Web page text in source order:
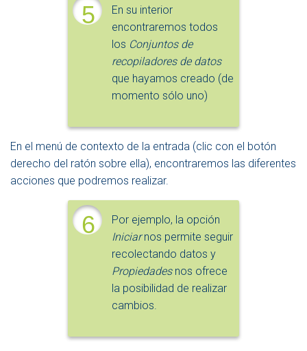
5
En su interior
encontraremos todos
los Conjuntos de
recopiladores de datos
que hayamos creado (de
momento sólo uno)
En el menú de contexto de la entrada (clic con el botón
derecho del ratón sobre ella), encontraremos las diferentes
acciones que podremos realizar.
6
Por ejemplo, la opción
Iniciarnos permite seguir
recolectando datos y
Propiedadesnos ofrece
la posibilidad de realizar
cambios.